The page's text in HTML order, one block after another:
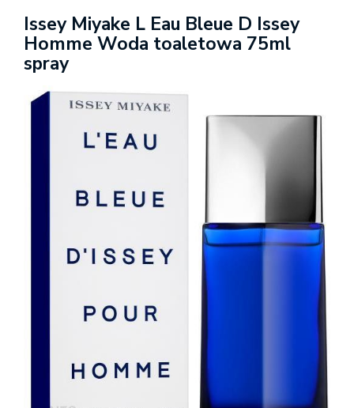
Issey Miyake L Eau Bleue D Issey
Homme Woda toaletowa 75ml
spray